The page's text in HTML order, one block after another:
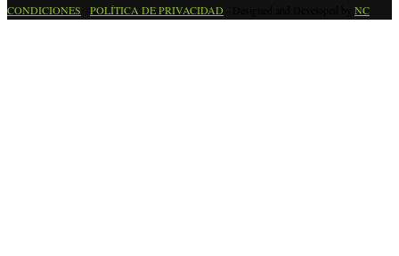
CONDICIONES
POLÍTICA DE PRIVACIDAD NC